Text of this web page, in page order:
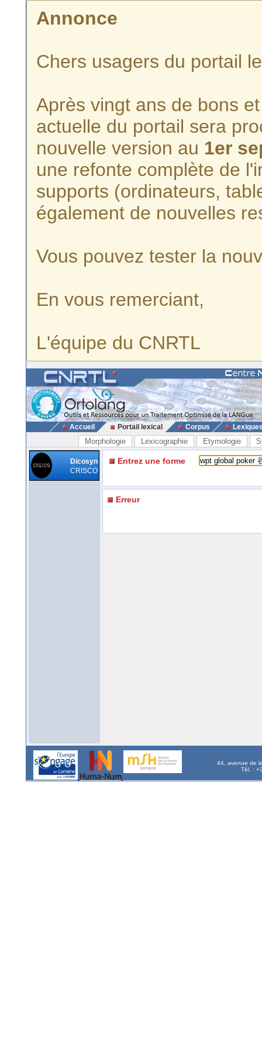
Annonce
Chers usagers du portail
Après vingt ans de bons
actuelle du portail sera
nouvelle version au 1er
une refonte complète de
supports (ordinateurs,
également de nouvelles
Vous pouvez tester la
En vous remerciant,
L'équipe du CNRTL
Accueil Portail lexical Corpus
Morphologie Lexicographie Etymologie
Dicosyn
CRISCO
Entrez une forme
Erreur
44, avenue de
Tél. :